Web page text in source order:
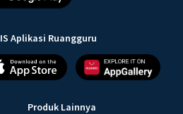
Aplikasi Ruangguru
Produk Lainnya